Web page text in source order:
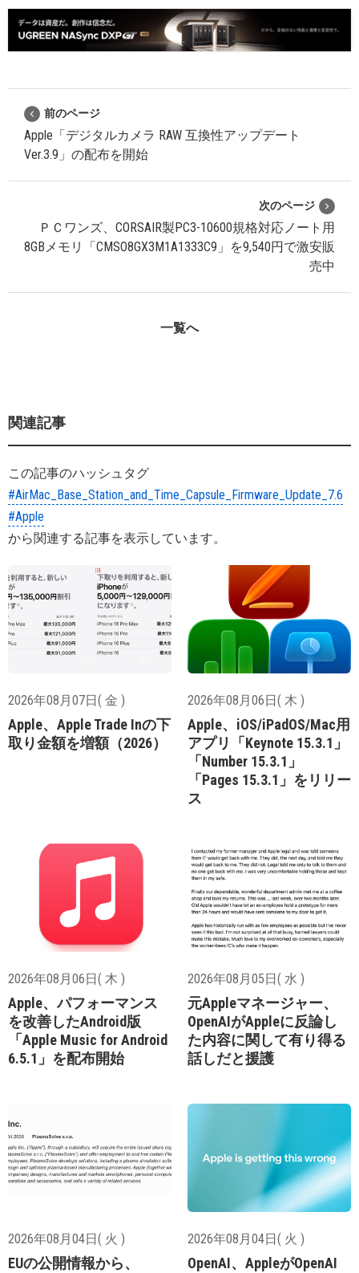
前のページ
Apple「デジタルカメラ RAW 互換性アップデート
Ver.3.9」の配布を開始
次のページ
ＰＣワンズ、CORSAIR製PC3-10600規格対応ノート用
8GBメモリ「CMSO8GX3M1A1333C9」を9,540円で激安販
売中
一覧へ
関連記事
この記事のハッシュタグ
#AirMac_Base_Station_and_Time_Capsule_Firmware_Update_7.6
#Apple
から関連する記事を表示しています。
2026年08月07日( 金 )
Apple、Apple Trade Inの下
取り金額を増額（2026）
2026年08月06日( 木 )
Apple、iOS/iPadOS/Mac用
アプリ「Keynote 15.3.1」
「Number 15.3.1」
「Pages 15.3.1」をリリー
ス
2026年08月06日( 木 )
Apple、パフォーマンス
を改善したAndroid版
「Apple Music for Android
6.5.1」を配布開始
2026年08月05日( 水 )
元Appleマネージャー、
OpenAIがAppleに反論し
た内容に関して有り得る
話しだと援護
2026年08月04日( 火 )
EUの公開情報から、
2026年08月04日( 火 )
OpenAI、AppleがOpenAI